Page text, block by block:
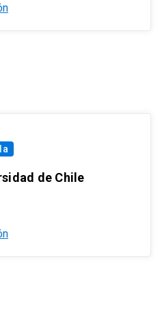
de Chile